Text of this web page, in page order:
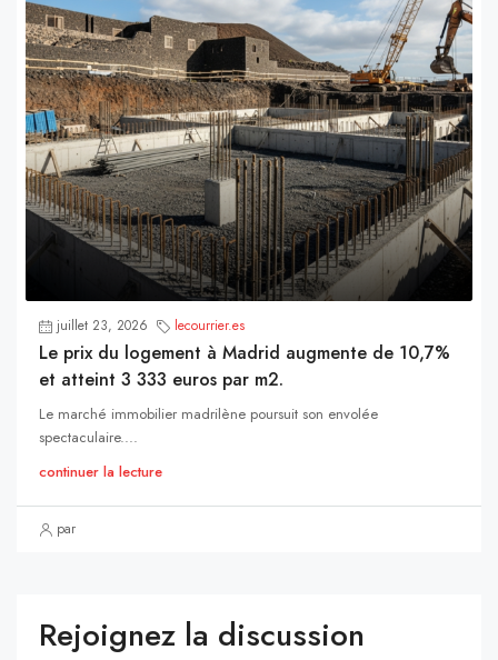
juillet 23, 2026 lecourrier.es
Le prix du logement à Madrid augmente de 10,7%
et atteint 3 333 euros par m2.
Le marché immobilier madrilène poursuit son envolée
spectaculaire....
continuer la lecture
par
Rejoignez la discussion